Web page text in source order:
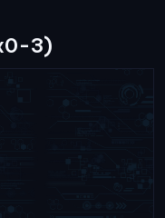
3)